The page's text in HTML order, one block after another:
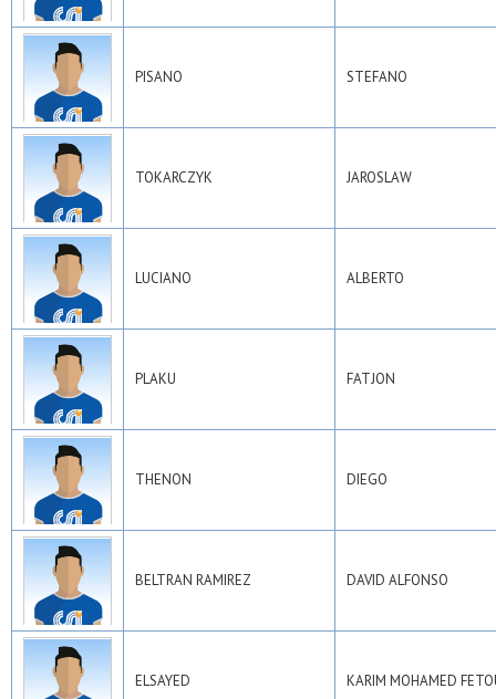
PISANO STEFANO
TOKARCZYK JAROSLAW
LUCIANO ALBERTO
PLAKU FATJON
THENON DIEGO
BELTRAN RAMIREZ DAVID ALFONSO
ELSAYED KARIM MOHAMED